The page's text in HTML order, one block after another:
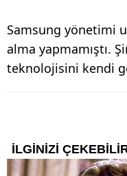
Samsung yönetimi
alma yapmamıştı.
teknolojisini kendi